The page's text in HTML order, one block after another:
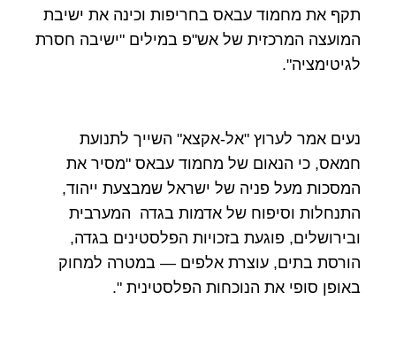
תקף את מחמוד עבאס בחריפות וכינה את ישיבת
המועצה המרכזית של אש"פ במילים "ישיבה חסרת
לגיטימציה".
נעים אמר לערוץ "אל-אקצא" השייך לתנועת
חמאס, כי הנאום של מחמוד עבאס "מסיר את
המסכות מעל פניה של ישראל שמבצעת ייהוד,
התנחלות וסיפוח של אדמות בגדה המערבית
ובירושלים, פוגעת בזכויות הפלסטינים בגדה,
הורסת בתים, עוצרת אלפים — במטרה למחוק
באופן סופי את הנוכחות הפלסטינית ".